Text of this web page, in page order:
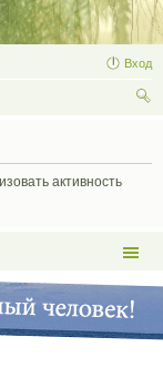
Вход
активность